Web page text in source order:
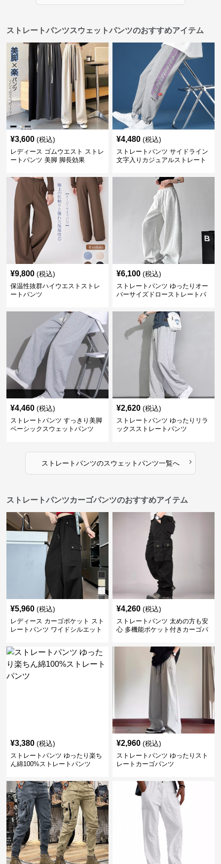
ストレートパンツスウェットパンツのおすすめアイテム
¥3,600 (税込)
レディース ゴムウエスト ストレ
ートパンツ 美脚 脚長効果
¥4,480 (税込)
ストレートパンツ サイドライン
文字入りカジュアルストレート
¥9,800 (税込)
保温性抜群ハイウエストストレ
ートパンツ
¥6,100 (税込)
ストレートパンツ ゆったりオー
バーサイズドローストレートパ
¥4,460 (税込)
ストレートパンツ すっきり美脚
ベーシックスウェットパンツ
¥2,620 (税込)
ストレートパンツ ゆったりリラ
ックスストレートパンツ
ストレートパンツのスウェットパンツ一覧へ ›
ストレートパンツカーゴパンツのおすすめアイテム
¥5,960 (税込)
レディース カーゴポケット スト
レートパンツ ワイドシルエット
¥4,260 (税込)
ストレートパンツ 太めの方も安
心 多機能ポケット付きカーゴパ
¥3,380 (税込)
ストレートパンツ ゆったり楽ち
ん綿100%ストレートパンツ
¥2,960 (税込)
ストレートパンツ ゆったりスト
レートカーゴパンツ